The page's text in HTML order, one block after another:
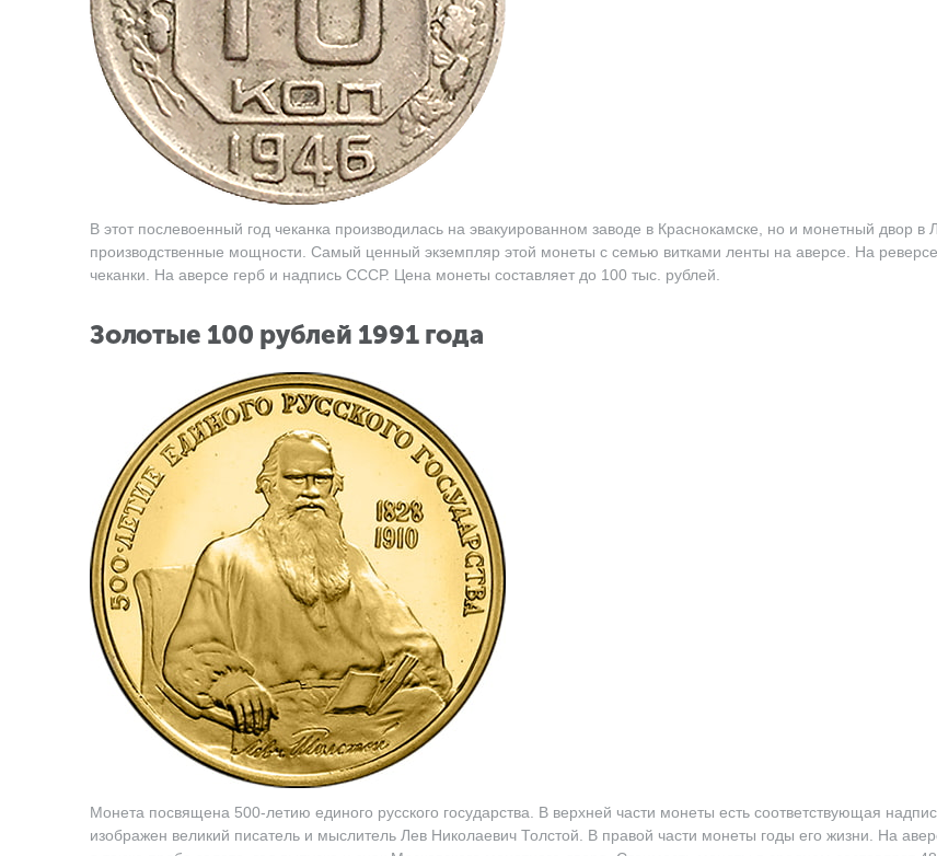
В этот послевоенный год чеканка производилась на эвакуированном заводе в Краснокамске, но и монетный двор в
производственные мощности. Самый ценный экземпляр этой монеты с семью витками ленты на аверсе. На
чеканки. На аверсе герб и надпись СССР. Цена монеты составляет до 100 тыс. рублей.
Золотые 100 рублей 1991 года
Монета посвящена 500-летию единого русского государства. В верхней части монеты есть соответствующая
изображен великий писатель и мыслитель Лев Николаевич Толстой. В правой части монеты годы его жизни. На